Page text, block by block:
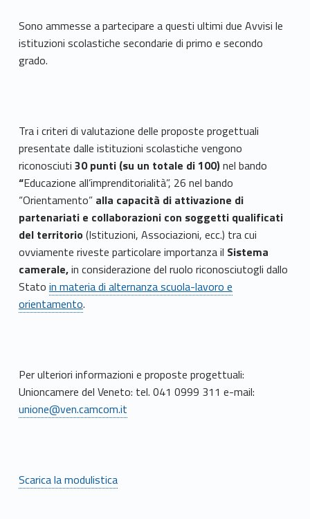
Sono ammesse a partecipare a questi ultimi due Avvisi le
istituzioni scolastiche secondarie di primo e secondo
grado.
Tra i criteri di valutazione delle proposte progettuali
presentate dalle istituzioni scolastiche vengono
riconosciuti 30 punti (su un totale di 100)nel bando
“Educazione all’imprenditorialità”, 26 nel bando
“Orientamento”alla capacità di attivazione di
partenariati e collaborazioni con soggetti qualificati
del territorio(Istituzioni, Associazioni, ecc.) tra cui
ovviamente riveste particolare importanzail Sistema
camerale,in considerazione del ruolo riconosciutogli dallo
Stato in materia di alternanza scuola-lavoro e
orientamento.
Per ulteriori informazioni e proposte progettuali:
Unioncamere del Veneto: tel. 041 0999 311 e-mail:
unione@ven.camcom.it
Scarica la modulistica